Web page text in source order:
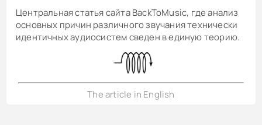
Центральная статья сайта BackToMusic, где анализ
основных причин различного звучания технически
идентичных аудиосистем сведен в единую теорию.
The article in English